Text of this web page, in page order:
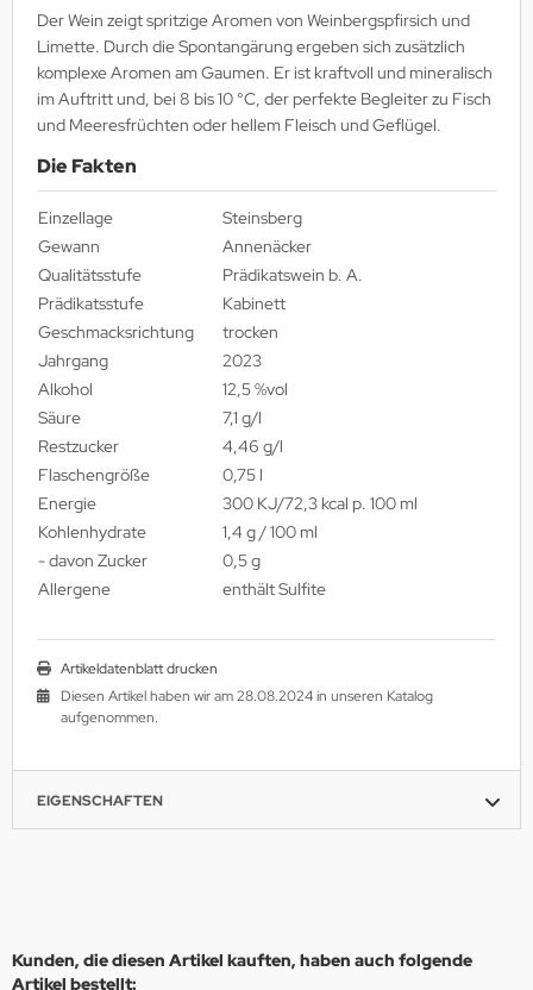
Der Wein zeigt spritzige Aromen von Weinbergspfirsich und
Limette. Durch die Spontangärung ergeben sich zusätzlich
komplexe Aromen am Gaumen. Er ist kraftvoll und mineralisch
im Auftritt und, bei 8 bis 10 °C, der perfekte Begleiter zu Fisch
und Meeresfrüchten oder hellem Fleisch und Geflügel.
Die Fakten
Einzellage
Steinsberg
Gewann
Annenäcker
Qualitätsstufe
Prädikatswein b. A.
Prädikatsstufe
Kabinett
Geschmacksrichtung
trocken
Jahrgang
2023
Alkohol
12,5 %vol
Säure
7,1 g/l
Restzucker
4,46 g/l
Flaschengröße
0,75 l
Energie
300 KJ/72,3 kcal p. 100 ml
Kohlenhydrate
1,4 g / 100 ml
- davon Zucker
0,5 g
Allergene
enthält Sulfite
Artikeldatenblatt drucken
Diesen Artikel haben wir am 28.08.2024 in unseren Katalog
aufgenommen.
EIGENSCHAFTEN
Kunden, die diesen Artikel kauften, haben auch folgende
Artikel bestellt: